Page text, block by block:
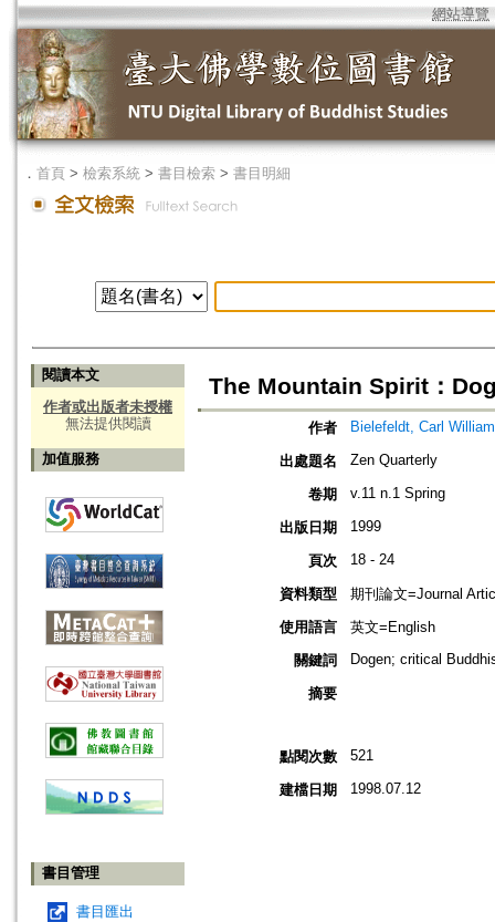
網站導覽
． 首頁 > 檢索系統 > 書目檢索 > 書目明細
閱讀本文
作者或出版者未授權
無法提供閱讀
加值服務
書目管理
書目匯出
The Mountain Spirit：
作者 Bielefeldt, Carl William
出處題名 Zen Quarterly
卷期 v.11 n.1 Spring
出版日期 1999
頁次 18 - 24
資料類型
期刊論文=Journal
使用語言
英文=English
關鍵詞
Dogen; critical
摘要
點閱次數 521
建檔日期 1998.07.12